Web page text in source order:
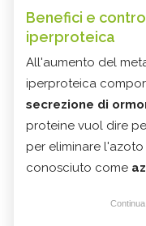
Benefici e
iperproteica
All'aumento del
iperproteica
secrezione di
proteine vuol dire
per eliminare
conosciuto come